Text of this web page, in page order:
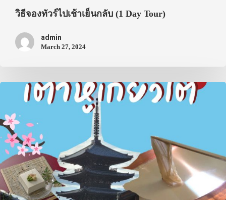
วิธีจองทัวร์ไปเช้าเย็นกลับ (1 Day Tour)
admin
March 27, 2024